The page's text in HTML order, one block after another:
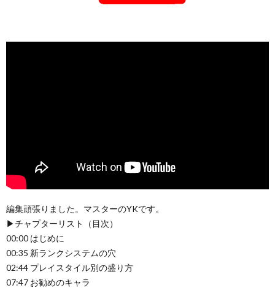
編集頑張りました。マスターのYKです。
▶チャプターリスト（目次）
00:00 はじめに
00:35 新ランクシステムの穴
02:44 プレイスタイル別の盛り方
07:47 お勧めのキャラ